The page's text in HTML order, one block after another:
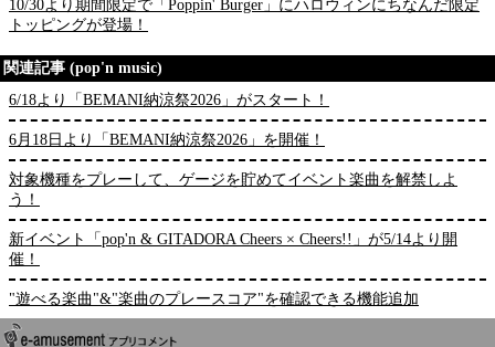
10/30より期間限定で「Poppin' Burger」にハロウィンにちなんだ限定
トッピングが登場！
関連記事 (pop'n music)
6/18より「BEMANI納涼祭2026」がスタート！
6月18日より「BEMANI納涼祭2026」を開催！
対象機種をプレーして、ゲージを貯めてイベント楽曲を解禁しよ
う！
新イベント「pop'n & GITADORA Cheers × Cheers!!」が5/14より開
催！
"遊べる楽曲"&"楽曲のプレースコア"を確認できる機能追加